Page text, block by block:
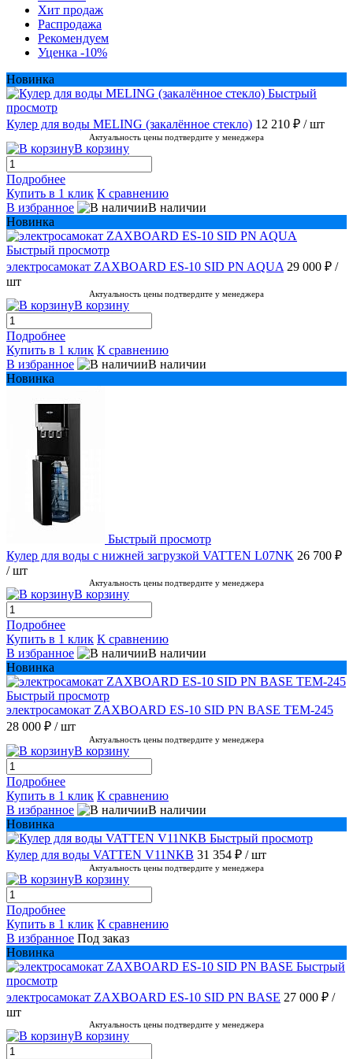
Хит продаж
Распродажа
Рекомендуем
Уценка -10%
Новинка
Быстрый
просмотр
Кулер для воды MELING (закалённое стекло) 12 210 ₽ / шт
Актуальность цены подтвердите у менеджера
В корзину
Подробнее
Купить в 1 клик К сравнению
В избранное
В наличии
Новинка
Быстрый просмотр
электросамокат ZAXBOARD ES-10 SID PN AQUA 29 000 ₽ /
шт
Актуальность цены подтвердите у менеджера
В корзину
Подробнее
Купить в 1 клик К сравнению
В избранное
В наличии
Новинка
Быстрый просмотр
Кулер для воды с нижней загрузкой VATTEN L07NK 26 700 ₽
/ шт
Актуальность цены подтвердите у менеджера
В корзину
Подробнее
Купить в 1 клик К сравнению
В избранное
В наличии
Новинка
Быстрый просмотр
электросамокат ZAXBOARD ES-10 SID PN BASE TEM-245
28 000 ₽ / шт
Актуальность цены подтвердите у менеджера
В корзину
Подробнее
Купить в 1 клик К сравнению
В избранное
В наличии
Новинка
Быстрый просмотр
Кулер для воды VATTEN V11NKB 31 354 ₽ / шт
Актуальность цены подтвердите у менеджера
В корзину
Подробнее
Купить в 1 клик К сравнению
В избранное Под заказ
Новинка
Быстрый
просмотр
электросамокат ZAXBOARD ES-10 SID PN BASE 27 000 ₽ /
шт
Актуальность цены подтвердите у менеджера
В корзину